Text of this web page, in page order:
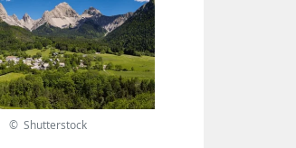
© Shutterstock